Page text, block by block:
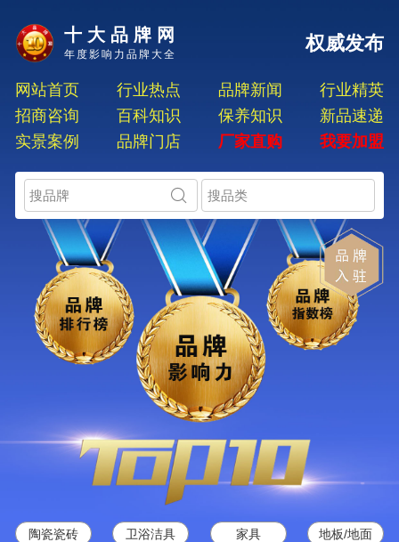
十大品牌网
年度影响力品牌大全
权威发布
网站首页 行业热点 品牌新闻
行业精英
招商咨询
百科知识 保养知识
新品速递
实景案例
品牌门店 厂家直购 我要加盟
陶瓷瓷砖 卫浴洁具 家具 地板/地面